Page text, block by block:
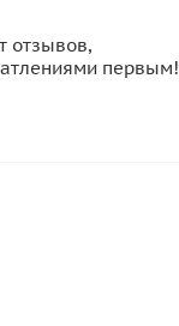
отзывов,
первым!